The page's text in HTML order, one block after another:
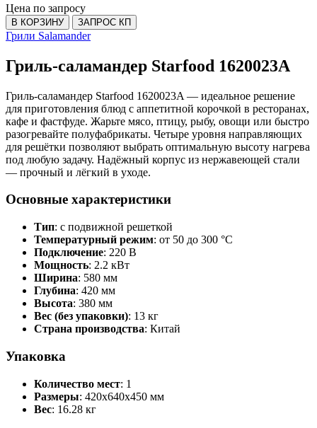
Цена по запросу
В КОРЗИНУ ЗАПРОС КП
Грили Salamander
Гриль-саламандер Starfood 1620023A
Гриль-саламандер Starfood 1620023A — идеальное решение
для приготовления блюд с аппетитной корочкой в ресторанах,
кафе и фастфуде. Жарьте мясо, птицу, рыбу, овощи или быстро
разогревайте полуфабрикаты. Четыре уровня направляющих
для решётки позволяют выбрать оптимальную высоту нагрева
под любую задачу. Надёжный корпус из нержавеющей стали
— прочный и лёгкий в уходе.
Основные характеристики
Тип: с подвижной решеткой
Температурный режим: от 50 до 300 °C
Подключение: 220 В
Мощность: 2.2 кВт
Ширина: 580 мм
Глубина: 420 мм
Высота: 380 мм
Вес (без упаковки): 13 кг
Страна производства: Китай
Упаковка
Количество мест: 1
Размеры: 420x640x450 мм
Вес: 16.28 кг